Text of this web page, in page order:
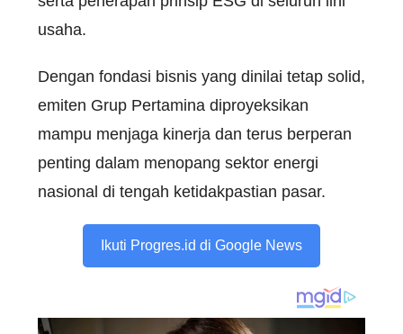
usaha.
Dengan fondasi bisnis yang dinilai tetap solid,
emiten Grup Pertamina diproyeksikan
mampu menjaga kinerja dan terus berperan
penting dalam menopang sektor energi
nasional di tengah ketidakpastian pasar.
Ikuti Progres.id di Google News